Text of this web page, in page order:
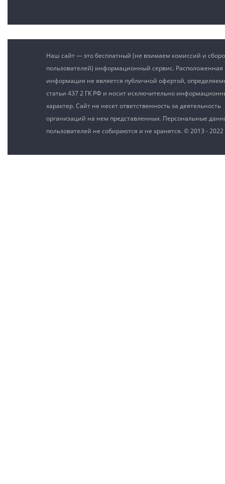
Наш сайт — это бесплатный (не взимаем комиссий и
пользователей) информационный сервис.
информация не является публичной офертой,
статьи 437 2 ГК РФ и носит исключительно
характер. Сайт не несет ответственность за деятельность
организаций на нем представленных. Персональные
пользователей не собираются и не хранятся. © 2013 - 2022